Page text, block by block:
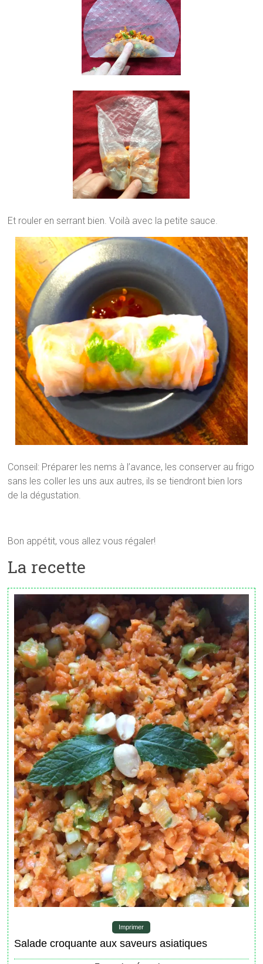
Et rouler en serrant bien. Voilà avec la petite sauce.
Conseil: Préparer les nems à l’avance, les conserver au frigo
sans les coller les uns aux autres, ils se tiendront bien lors
de la dégustation.
Bon appétit, vous allez vous régaler!
La recette
Imprimer
Salade croquante aux saveurs asiatiques